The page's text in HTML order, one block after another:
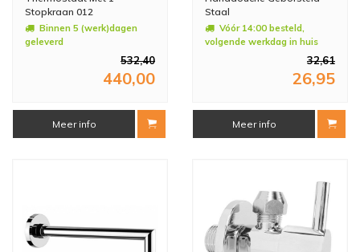
Stopkraan 012
Binnen 5 (werk)dagen
geleverd
532,40
440,00
Meer info
Staal
Vóór 14:00 besteld,
volgende werkdag in huis
32,61
26,95
Meer info